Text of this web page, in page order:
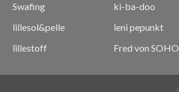
Swafing
lillesol&pelle
lillestoff
ki-ba-doo
leni pepunkt
Fred von SOHO